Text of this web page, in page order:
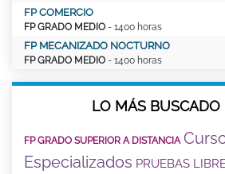
FP COMERCIO
FP GRADO MEDIO - 1400 horas
FP MECANIZADO NOCTURNO
FP GRADO MEDIO - 1400 horas
LO MÁS BUSCADO
FP GRADO SUPERIOR A DISTANCIA
Especializados PRUEBAS